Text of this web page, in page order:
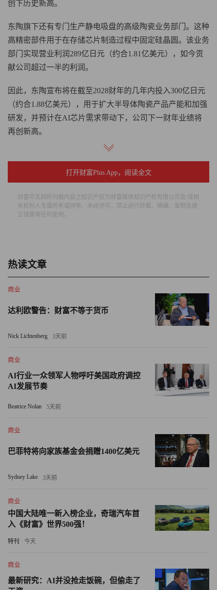
创下历史新高。
东陶旗下还有专门生产静电吸盘的高级陶瓷业务部门。这种
高精密部件用于在存储芯片制造过程中固定硅晶圆。该业务
部门实现营业利润289亿日元（约合1.81亿美元），如今贡
献公司超过一半的利润。
因此，东陶宣布将在截至2028财年的几年内投入300亿日元
（约合1.88亿美元），用于扩大半导体陶瓷产品产能和加强
研发，并预计在AI芯片需求带动下，公司下一财年业绩将
再创新高。
为“AI存储芯片产业链中最被低估、最容易被忽视的受益企
业”。该机构认为，东陶的陶瓷业务是长期受益于AI基础设
施建设的投资标的，未来数年有望保持30%以上的年增长
率。
年之久。
AI芯片供应链中，藏着大量鲜为人知的零部件和材料制造
商。许多企业原本深耕完全不同的行业，却凭借长期积累的
技术优势，逐渐成为半导体产业链中不可或缺的一环。正如
的企业”。
以味之素（Ajinomoto）为例。这家以生产味精闻名的企业
在20世纪70年代发现，其鲜味调味料生产过程中的副产品具
有优异的电子材料特性。到1999年，其研发的味之素积层膜
再比如雷泰光电（Lasertec）。这家公司在极紫外光
（EUV）光罩检测设备市场的全球占有率超过90%。没有这
Electronics）和英特尔（Intel）等芯片巨头便无法生产7纳米
及以下先进制程的AI芯片。与此同时，最初从事印刷设备
业务的SCREEN Holdings，如今已成为全球领先的晶圆清洗
设备制造商。
而这还只是日本的情况。韩国同样拥有完善的半导体产业生
态，例如专注于后道封装设备的韩美半导体（Hanmi
打开财富Plus App，阅读全文
财富中文网所刊载内容之知识产权为财富媒体知识产权有限公司及/或相
关权利人专属所有或持有。未经许可，禁止进行转载、摘编、复制及建
立镜像等任何使用。
热读文章
商业
达利欧警告：财富不等于货币
Nick Lichtenberg 3天前
商业
AI行业一众领军人物呼吁美国政府调控
AI发展节奏
Beatrice Nolan 5天前
商业
巴菲特将向家族基金会捐赠1400亿美元
Sydney Lake 3天前
商业
中国大陆唯一新入榜企业，奇瑞汽车首
入《财富》世界500强！
特刊 今天
商业
最新研究：AI并没抢走饭碗，但偷走了